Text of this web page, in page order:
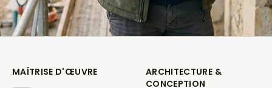
MAÎTRISE D'ŒUVRE
ARCHITECTURE &
CONCEPTION